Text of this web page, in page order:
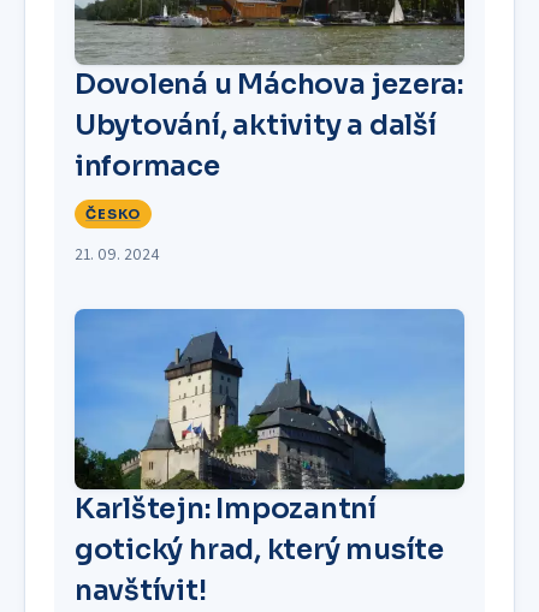
Dovolená u Máchova jezera:
Ubytování, aktivity a další
informace
ČESKO
21. 09. 2024
Karlštejn: Impozantní
gotický hrad, který musíte
navštívit!